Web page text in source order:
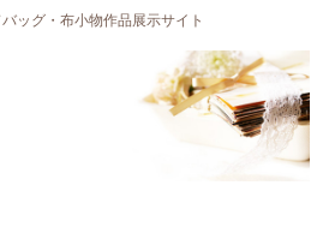
ッグ・布小物作品展示サイト